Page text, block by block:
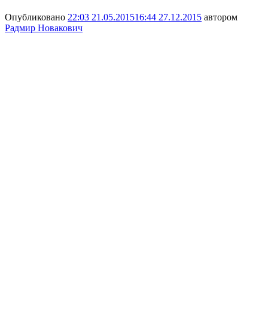
Опубликовано 22:03 21.05.201516:44 27.12.2015 автором
Радмир Новакович